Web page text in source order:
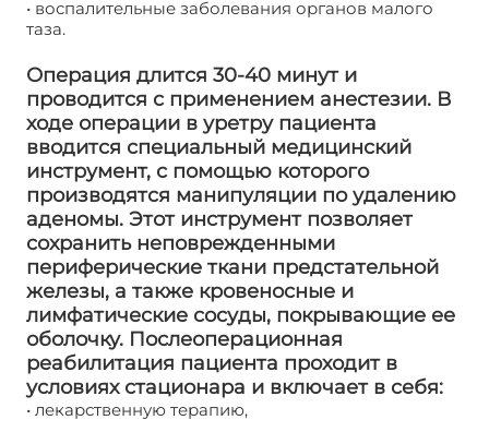
• воспалительные заболевания органов малого
таза.
Операция длится 30-40 минут и
проводится с применением анестезии. В
ходе операции в уретру пациента
вводится специальный медицинский
инструмент, с помощью которого
производятся манипуляции по удалению
аденомы. Этот инструмент позволяет
сохранить неповрежденными
периферические ткани предстательной
железы, а также кровеносные и
лимфатические сосуды, покрывающие ее
оболочку. Послеоперационная
реабилитация пациента проходит в
условиях стационара и включает в себя:
• лекарственную терапию,